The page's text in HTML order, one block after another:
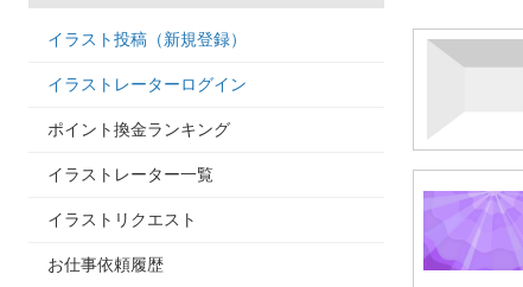
イラスト投稿（新規登録）
イラストレーターログイン
ポイント換金ランキング
イラストレーター一覧
イラストリクエスト
お仕事依頼履歴